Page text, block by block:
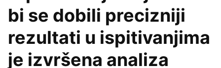
bi se dobili precizniji
rezultati u ispitivanjima
je izvršena analiza